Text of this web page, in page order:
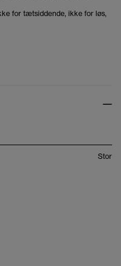
for tætsiddende, ikke for løs,
Stor